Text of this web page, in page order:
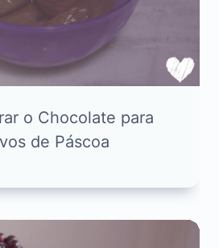
o Chocolate para
de Páscoa